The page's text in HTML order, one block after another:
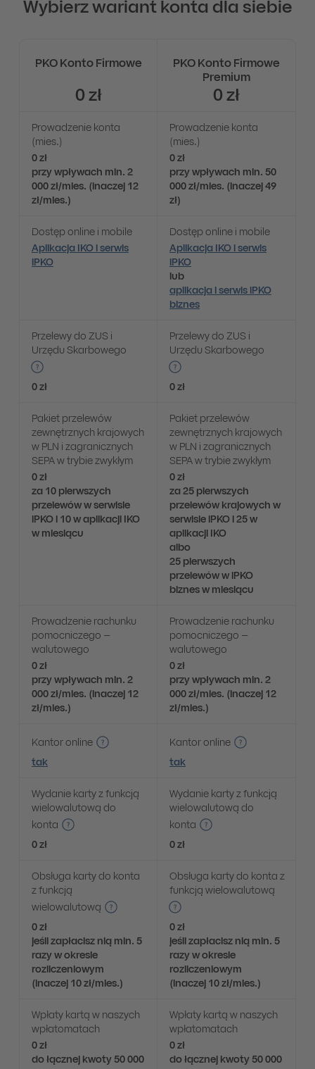
Wybierz wariant konta dla siebie
PKO Konto Firmowe
PKO Konto Firmowe
Premium
0 zł 0 zł
Prowadzenie konta
(mies.)
0 zł
przy wpływach min. 2
000 zł/mies. (inaczej 12
zł/mies.)
Prowadzenie konta
(mies.)
0 zł
przy wpływach min. 50
000 zł/mies. (inaczej 49
zł)
Dostęp online i mobile
Aplikacja IKO i serwis
iPKO
Dostęp online i mobile
Aplikacja IKO i serwis
iPKO
lub
aplikacja i serwis iPKO
biznes
Przelewy do ZUS i
Urzędu Skarbowego
0 zł
Przelewy do ZUS i
Urzędu Skarbowego
0 zł
Pakiet przelewów
zewnętrznych krajowych
w PLN i zagranicznych
SEPA w trybie zwykłym
0 zł
za 10 pierwszych
przelewów w serwisie
iPKO i 10 w aplikacji IKO
w miesiącu
Pakiet przelewów
zewnętrznych krajowych
w PLN i zagranicznych
SEPA w trybie zwykłym
0 zł
za 25 pierwszych
przelewów krajowych w
serwisie iPKO i 25 w
aplikacji IKO
albo
25 pierwszych
przelewów w iPKO
biznes w miesiącu
Prowadzenie rachunku
pomocniczego –
walutowego
0 zł
przy wpływach min. 2
000 zł/mies. (inaczej 12
zł/mies.)
Prowadzenie rachunku
pomocniczego –
walutowego
0 zł
przy wpływach min. 2
000 zł/mies. (inaczej 12
zł/mies.)
Kantor online
tak
Kantor online
tak
Wydanie karty z funkcją
wielowalutową do
konta
0 zł
Wydanie karty z funkcją
wielowalutową do
konta
0 zł
Obsługa karty do konta
z funkcją
wielowalutową
0 zł
jeśli zapłacisz nią min. 5
razy w okresie
rozliczeniowym
(inaczej 10 zł/mies.)
Obsługa karty do konta z
funkcją wielowalutową
0 zł
jeśli zapłacisz nią min. 5
razy w okresie
rozliczeniowym
(inaczej 10 zł/mies.)
Wpłaty kartą w naszych
wpłatomatach
0 zł
do łącznej kwoty 50 000
Wpłaty kartą w naszych
wpłatomatach
0 zł
do łącznej kwoty 50 000